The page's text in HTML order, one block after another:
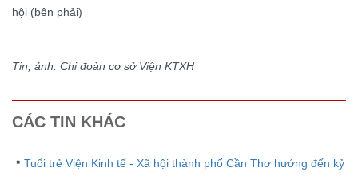
hội (bên phải)
Tin, ảnh: Chi đoàn cơ sở Viện KTXH
CÁC TIN KHÁC
Tuổi trẻ Viện Kinh tế - Xã hội thành phố Cần Thơ hướng đến kỷ